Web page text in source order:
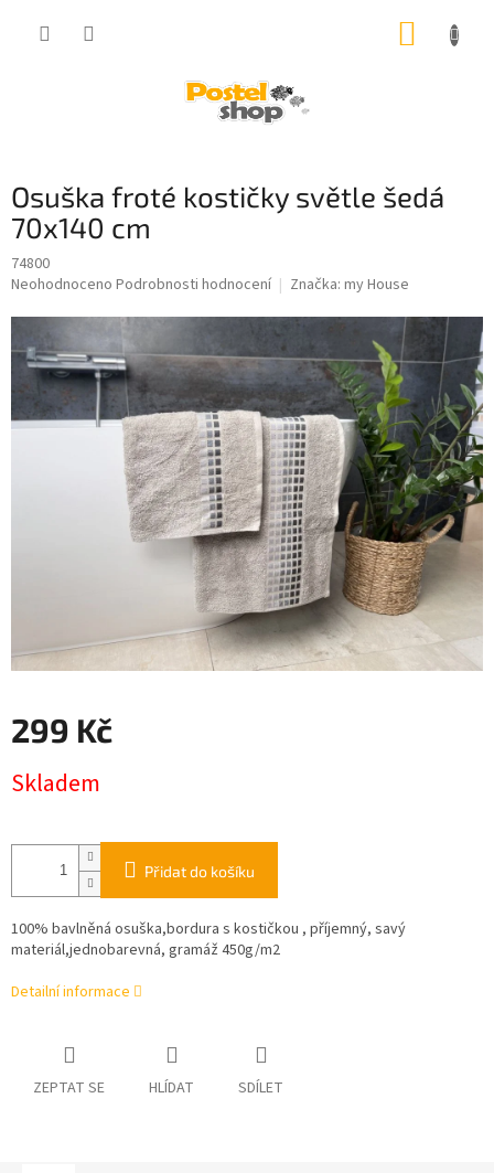
Osuška froté kostičky světle šedá
70x140 cm
74800
Průměrné
je
0,0
z
5
hvězdiček.
Neohodnoceno Podrobnosti hodnocení Značka: my House
299 Kč
cena:
Skladem
Přidat do košíku
100% bavlněná osuška,bordura s kostičkou , příjemný, savý
materiál,jednobarevná, gramáž 450g/m2
Detailní informace
ZEPTAT SE HLÍDAT SDÍLET